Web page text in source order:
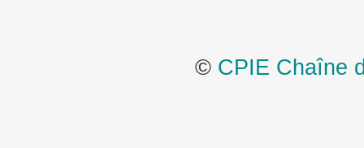
© CPIE Chaîne